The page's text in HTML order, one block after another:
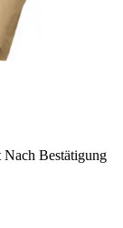
Nach Bestätigung